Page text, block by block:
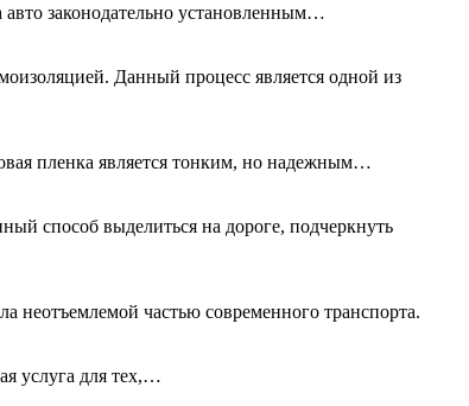
авто законодательно установленным…
Данный процесс является одной из
пленка является тонким, но надежным…
способ выделиться на дороге, подчеркнуть
неотъемлемой частью современного транспорта.
услуга для тех,…